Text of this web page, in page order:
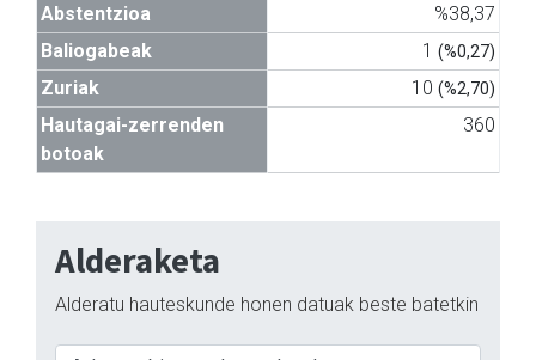
Abstentzioa
%38,37
Baliogabeak
1 (%0,27)
Zuriak 10 (%2,70)
Hautagai-zerrenden
botoak
360
Alderaketa
Alderatu hauteskunde honen datuak beste batetkin